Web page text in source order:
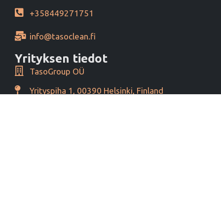
+358449271751
info@tasoclean.fi
Yrityksen tiedot
TasoGroup OÜ
Yrityspiha 1, 00390 Helsinki, Finland